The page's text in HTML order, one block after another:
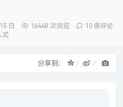
日 16448 次浏览
10 条评论
式
分享到：